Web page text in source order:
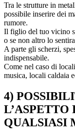
Tra le strutture in
possibile inserire dei
rumore.
Il figlio del tuo vicino
o se non altro lo
A parte gli scherzi,
indispensabile.
Come nel caso di
musica, locali caldaia
4)
QUALSIASI